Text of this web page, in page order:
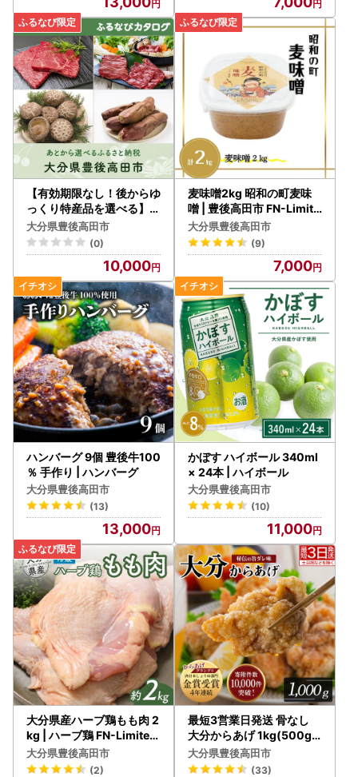
【有効期限なし！後からゆ
っくり特産品を選べる】大
分県豊後高田市カタログポ
イント
大分県豊後高田市
(0)
10,000
麦味噌2kg 昭和の町麦味
噌 | 豊後高田市 FN-Limite
d-SP
大分県豊後高田市
(9)
7,000
ハンバーグ 9個 豊後牛100
％ 手作り | ハンバーグ
大分県豊後高田市
(13)
13,000
かぼす ハイボール 340ml
× 24本 | ハイボール
大分県豊後高田市
(10)
11,000
大分県産ハーブ鶏もも肉 2
kg | ハーブ鶏 FN-Limited
-SP
大分県豊後高田市
(2)
最短3営業日発送 骨なし
大分からあげ 1kg(500g×
2袋) | からあげ 唐揚げ 豊
後高田市
大分県豊後高田市
(33)